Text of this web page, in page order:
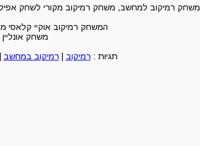
משחק רמיקוב למחשב, משחק רמיקוב מקורי לשחק
המשחק רמיקוב אוקיי קלאסי
משחק
תגיות : רמיקוב רמיקוב במחשב